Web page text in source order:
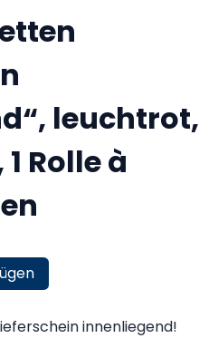
leuchtrot,
Rolle à
innenliegend!